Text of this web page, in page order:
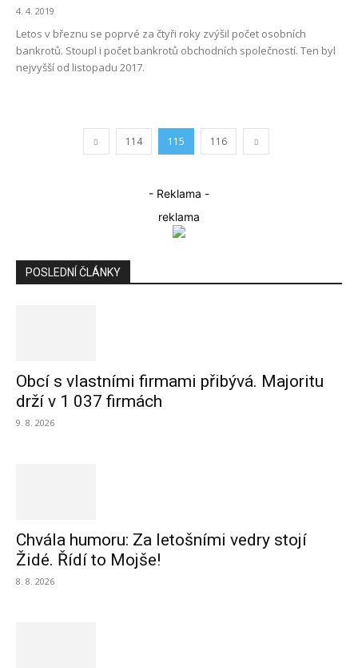
4. 4. 2019
Letos v březnu se poprvé za čtyři roky zvýšil počet osobních
bankrotů. Stoupl i počet bankrotů obchodních společností. Ten byl
nejvyšší od listopadu 2017.
114 115 116
- Reklama -
reklama
POSLEDNÍ ČLÁNKY
Obcí s vlastními firmami přibývá. Majoritu
drží v 1 037 firmách
9. 8. 2026
Chvála humoru: Za letošními vedry stojí
Židé. Řídí to Mojše!
8. 8. 2026